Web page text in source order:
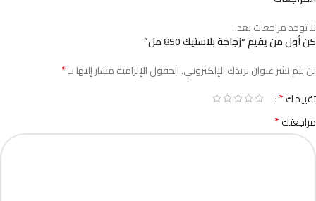
لا توجد مراجعات بعد.
كن أول من يقيم “زجاجة بلاستيك 850 مل”
لن يتم نشر عنوان بريدك الإلكتروني.الحقول الإلزامية مشار إليها بـ*
تقييمك*
مراجعتك*